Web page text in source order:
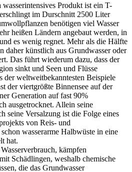
Produkt ist ein T-
im Durschnitt 2500 Liter
benötigen viel Wasser
heißen Ländern angebaut werden, in
es wenig regnet. Mehr als die Hälfte
daher künstlich aus Grundwasser oder
Das führt wiederum dazu, dass der
sinkt und Seen und Flüsse
der weltweitbekanntesten Beispiele
der viertgrößte Binnensee auf der
Generation auf fast 90%
ausgetrocknet. Allein seine
seine Versalzung ist die Folge eines
von Reis- und
wasserarme Halbwüste in eine
hat.
kämpfen
Schädlingen, weshalb chemische
die das Grundwasser